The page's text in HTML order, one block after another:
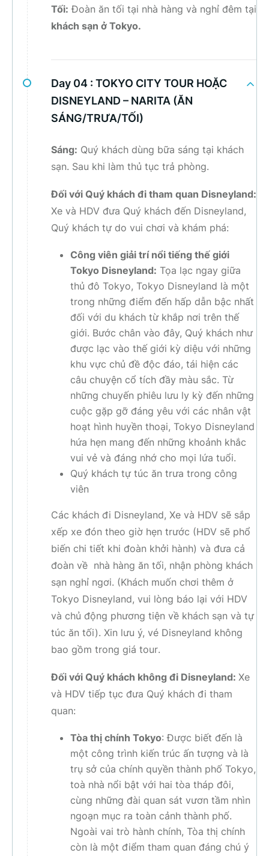
Tối: Đoàn ăn tối tại nhà hàng và nghỉ đêm tại
khách sạn ở Tokyo.
Day 04 : TOKYO CITY TOUR HOẶC
DISNEYLAND – NARITA (ĂN
SÁNG/TRƯA/TỐI)
Sáng: Quý khách dùng bữa sáng tại khách
sạn. Sau khi làm thủ tục trả phòng.
Đối với Quý khách đi tham quan Disneyland:
Xe và HDV đưa Quý khách đến Disneyland,
Quý khách tự do vui chơi và khám phá:
Công viên giải trí nổi tiếng thế giới
Tokyo Disneyland: Tọa lạc ngay giữa
thủ đô Tokyo, Tokyo Disneyland là một
trong những điểm đến hấp dẫn bậc nhất
đối với du khách từ khắp nơi trên thế
giới. Bước chân vào đây, Quý khách như
được lạc vào thế giới kỳ diệu với những
khu vực chủ đề độc đáo, tái hiện các
câu chuyện cổ tích đầy màu sắc. Từ
những chuyến phiêu lưu ly kỳ đến những
cuộc gặp gỡ đáng yêu với các nhân vật
hoạt hình huyền thoại, Tokyo Disneyland
hứa hẹn mang đến những khoảnh khắc
vui vẻ và đáng nhớ cho mọi lứa tuổi.
Quý khách tự túc ăn trưa trong công
viên
Các khách đi Disneyland, Xe và HDV sẽ sắp
xếp xe đón theo giờ hẹn trước (HDV sẽ phổ
biến chi tiết khi đoàn khởi hành) và đưa cả
đoàn về nhà hàng ăn tối, nhận phòng khách
sạn nghỉ ngơi. (Khách muốn chơi thêm ở
Tokyo Disneyland, vui lòng báo lại với HDV
và chủ động phương tiện về khách sạn và tự
túc ăn tối). Xin lưu ý, vé Disneyland không
bao gồm trong giá tour.
Đối với Quý khách không đi Disneyland: Xe
và HDV tiếp tục đưa Quý khách đi tham
quan:
Tòa thị chính Tokyo: Được biết đến là
một công trình kiến trúc ấn tượng và là
trụ sở của chính quyền thành phố Tokyo,
toà nhà nổi bật với hai tòa tháp đôi,
cùng những đài quan sát vươn tầm nhìn
ngoạn mục ra toàn cảnh thành phố.
Ngoài vai trò hành chính, Tòa thị chính
còn là một điểm tham quan đáng chú ý